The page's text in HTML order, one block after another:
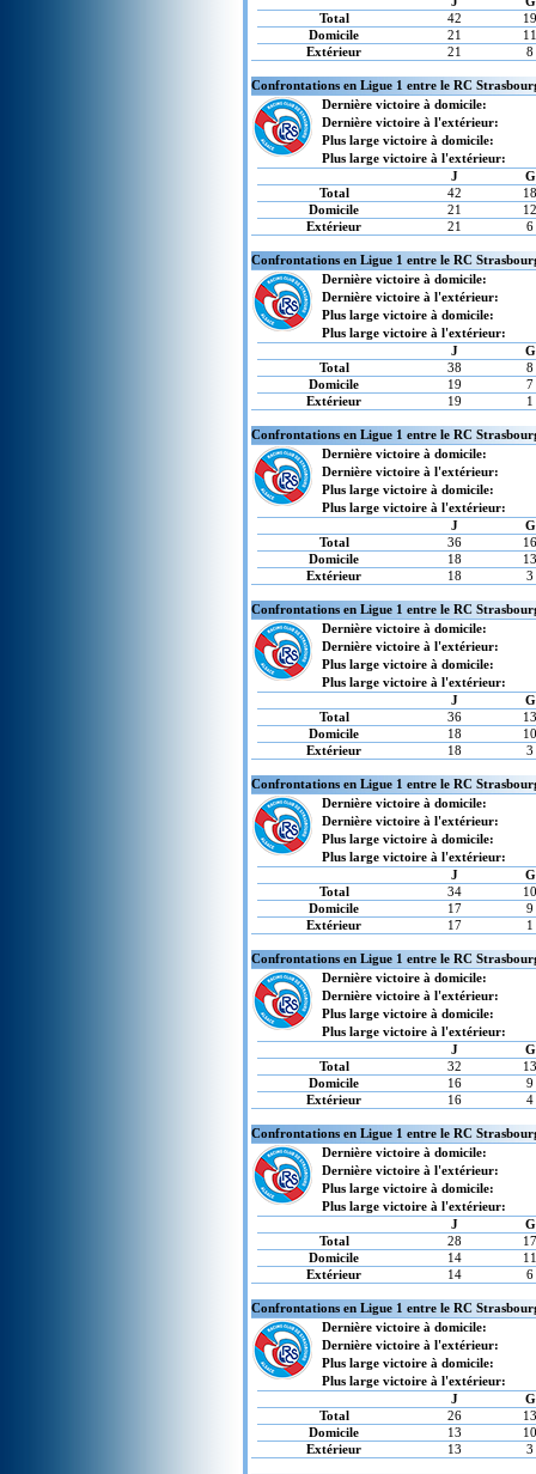
Total
42
Domicile
21
Extérieur
21 8
Confrontations en Ligue 1 entre le RC
Dernière victoire à domicile:
Dernière victoire à l'extérieur:
Plus large victoire à domicile:
Plus large victoire à l'extérieur:
J
G
Total
42
Domicile
21
Extérieur
21 6
Confrontations en Ligue 1 entre le RC
Dernière victoire à domicile:
Dernière victoire à l'extérieur:
Plus large victoire à domicile:
Plus large victoire à l'extérieur:
J
G
Total
38
8
Domicile
19
7
Extérieur
19 1
Confrontations en Ligue 1 entre le RC
Dernière victoire à domicile:
Dernière victoire à l'extérieur:
Plus large victoire à domicile:
Plus large victoire à l'extérieur:
J
G
Total
36
Domicile
18
Extérieur
18 3
Confrontations en Ligue 1 entre le RC
Dernière victoire à domicile:
Dernière victoire à l'extérieur:
Plus large victoire à domicile:
Plus large victoire à l'extérieur:
J
G
Total
36
Domicile
18
Extérieur
18 3
Confrontations en Ligue 1 entre le RC
Dernière victoire à domicile:
Dernière victoire à l'extérieur:
Plus large victoire à domicile:
Plus large victoire à l'extérieur:
J
G
Total
34
Domicile
17
9
Extérieur
17 1
Confrontations en Ligue 1 entre le RC
Dernière victoire à domicile:
Dernière victoire à l'extérieur:
Plus large victoire à domicile:
Plus large victoire à l'extérieur:
J
G
Total
32
Domicile
16
9
Extérieur
16 4
Confrontations en Ligue 1 entre le RC
Dernière victoire à domicile:
Dernière victoire à l'extérieur:
Plus large victoire à domicile:
Plus large victoire à l'extérieur:
J
G
Total
28
Domicile
14
Extérieur
14 6
Confrontations en Ligue 1 entre le RC
Dernière victoire à domicile:
Dernière victoire à l'extérieur:
Plus large victoire à domicile:
Plus large victoire à l'extérieur:
J
G
Total
26
Domicile
13
Extérieur
13 3